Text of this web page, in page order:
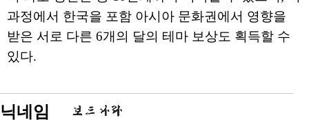
과정에서 한국을 포함 아시아 문화권에서 영향을
받은 서로 다른 6개의 달의 테마 보상도 획득할 수
있다.
닉네임